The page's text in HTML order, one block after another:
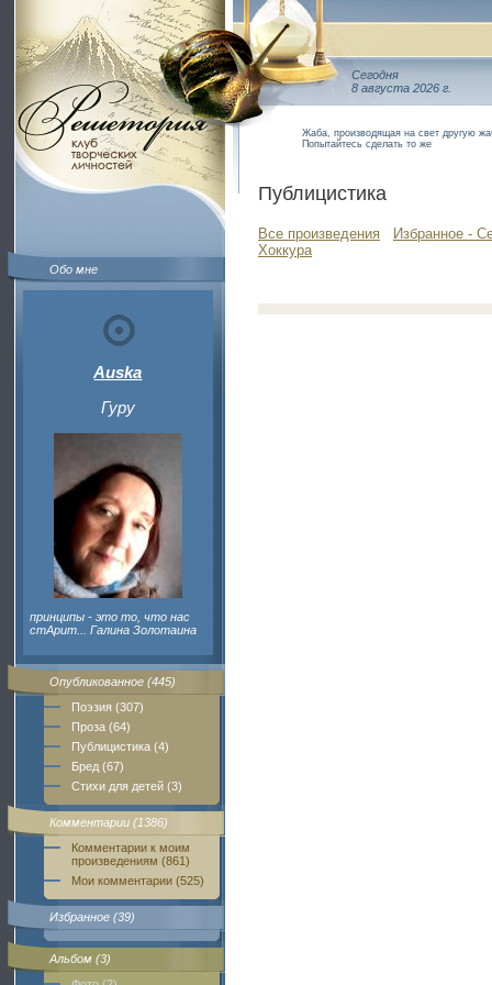
Обо мне
Auska
Гуру
принципы - это то, что нас
стАрит... Галина Золотаина
Опубликованное (445)
Поэзия (307)
Проза (64)
Публицистика (4)
Бред (67)
Стихи для детей (3)
Комментарии (1386)
Комментарии к моим
произведениям (861)
Мои комментарии (525)
Избранное (39)
Альбом (3)
Сегодня
8 августа 2026 г.
Жаба, производящая на свет другую
Попытайтесь сделать то же
Публицистика
Все произведения
Избранное -
Хоккура